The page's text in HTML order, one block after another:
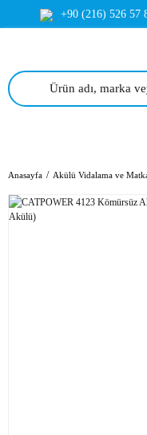
+90 (216) 526 57
Anasayfa Akülü Vidalama ve